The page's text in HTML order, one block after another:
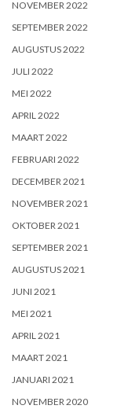
NOVEMBER 2022
SEPTEMBER 2022
AUGUSTUS 2022
JULI 2022
MEI 2022
APRIL 2022
MAART 2022
FEBRUARI 2022
DECEMBER 2021
NOVEMBER 2021
OKTOBER 2021
SEPTEMBER 2021
AUGUSTUS 2021
JUNI 2021
MEI 2021
APRIL 2021
MAART 2021
JANUARI 2021
NOVEMBER 2020